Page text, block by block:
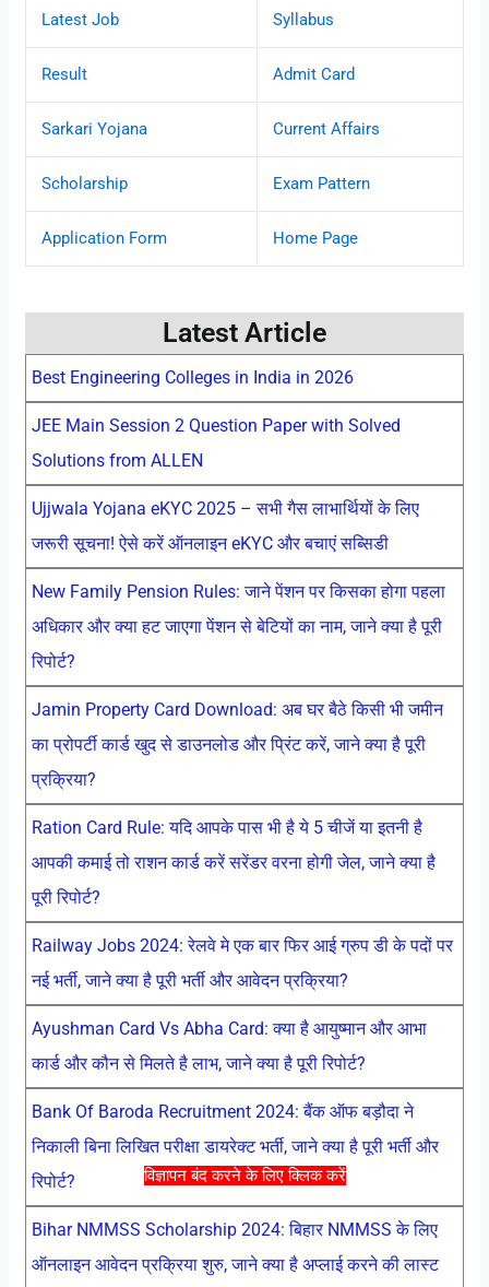
विज्ञापन बंद करने के लिए क्लिक करें
Latest Job Syllabus
Result Admit Card
Sarkari Yojana Current Affairs
Scholarship Exam Pattern
Application Form Home Page
Latest Article
Best Engineering Colleges in India in 2026
JEE Main Session 2 Question Paper with Solved
Solutions from ALLEN
Ujjwala Yojana eKYC 2025 – सभी गैस लाभार्थियों के लिए
जरूरी सूचना! ऐसे करें ऑनलाइन eKYC और बचाएं सब्सिडी
New Family Pension Rules: जाने पेंशन पर किसका होगा पहला
अधिकार और क्या हट जाएगा पेंशन से बेटियों का नाम, जाने क्या है पूरी
रिपोर्ट?
Jamin Property Card Download: अब घर बैठे किसी भी जमीन
का प्रोपर्टी कार्ड खुद से डाउनलोड और प्रिंट करें, जाने क्या है पूरी
प्रक्रिया?
Ration Card Rule: यदि आपके पास भी है ये 5 चीजें या इतनी है
आपकी कमाई तो राशन कार्ड करें सरेंडर वरना होगी जेल, जाने क्या है
पूरी रिपोर्ट?
Railway Jobs 2024: रेलवे मे एक बार फिर आई ग्रुप डी के पदों पर
नई भर्ती, जाने क्या है पूरी भर्ती और आवेदन प्रक्रिया?
Ayushman Card Vs Abha Card: क्या है आयुष्मान और आभा
कार्ड और कौन से मिलते है लाभ, जाने क्या है पूरी रिपोर्ट?
Bank Of Baroda Recruitment 2024: बैंक ऑफ बड़ौदा ने
निकाली बिना लिखित परीक्षा डायरेक्ट भर्ती, जाने क्या है पूरी भर्ती और
रिपोर्ट?
Bihar NMMSS Scholarship 2024: बिहार NMMSS के लिए
ऑनलाइन आवेदन प्रक्रिया शुरु, जाने क्या है अप्लाई करने की लास्ट